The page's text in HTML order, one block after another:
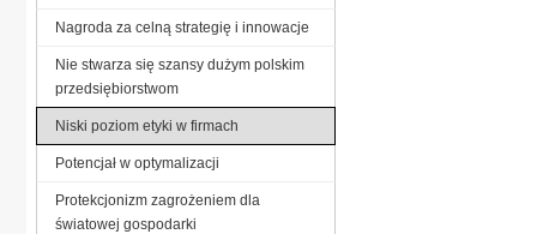
Nagroda za celną strategię i innowacje
Nie stwarza się szansy dużym polskim
przedsiębiorstwom
Niski poziom etyki w firmach
Potencjał w optymalizacji
Protekcjonizm zagrożeniem dla
światowej gospodarki